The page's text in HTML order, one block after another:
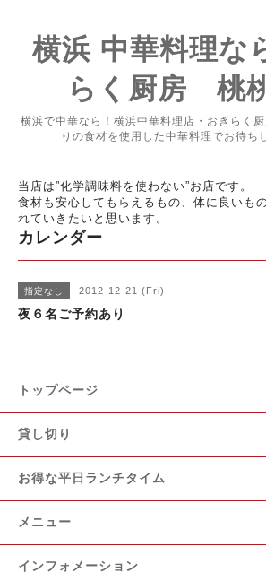
横浜 中華料理
らく厨房 桃
横浜で中華なら！横浜中華料理店・おきらく
りの食材を使用した中華料理でお待ち
当店は”化学調味料を使わない”お店です。
食材も安心してもらえるもの、体に良いも
れていきたいと思います。
カレンダー
指定なし 2012-12-21 (Fri)
夜６名ご予約あり
トップページ
貸し切り
お得な平日ランチタイム
メニュー
インフォメーション